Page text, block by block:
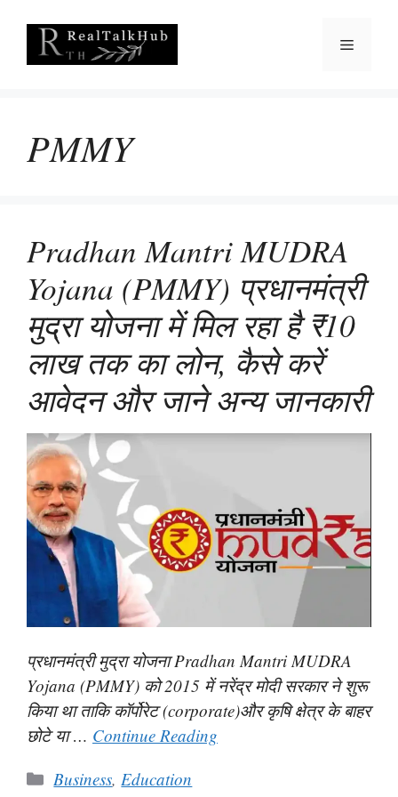
content
Menu
PMMY
Pradhan Mantri MUDRA
Yojana (PMMY) प्रधानमंत्री
मुद्रा योजना में मिल रहा है ₹10
लाख तक का लोन, कैसे करें
आवेदन और जाने अन्य जानकारी
प्रधानमंत्री मुद्रा योजना Pradhan Mantri MUDRA
Yojana (PMMY) को 2015 में नरेंद्र मोदी सरकार ने शुरू
किया था ताकि कॉर्पोरेट (corporate)और कृषि क्षेत्र के बाहर
छोटे या … Continue Reading
Categories
Business, Education